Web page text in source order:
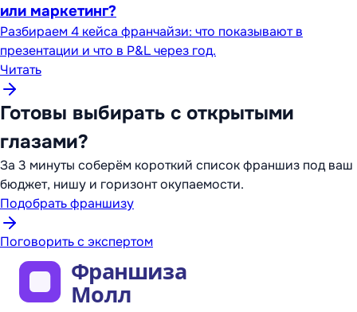
или маркетинг?
Разбираем 4 кейса франчайзи: что показывают в
презентации и что в P&L через год.
Читать
Готовы выбирать с открытыми
глазами?
За 3 минуты соберём короткий список франшиз под ваш
бюджет, нишу и горизонт окупаемости.
Подобрать франшизу
Поговорить с экспертом